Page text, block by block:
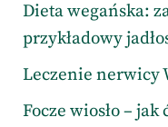
Dieta wegańska:
przykładowy
Leczenie nerwicy
Focze wiosło –